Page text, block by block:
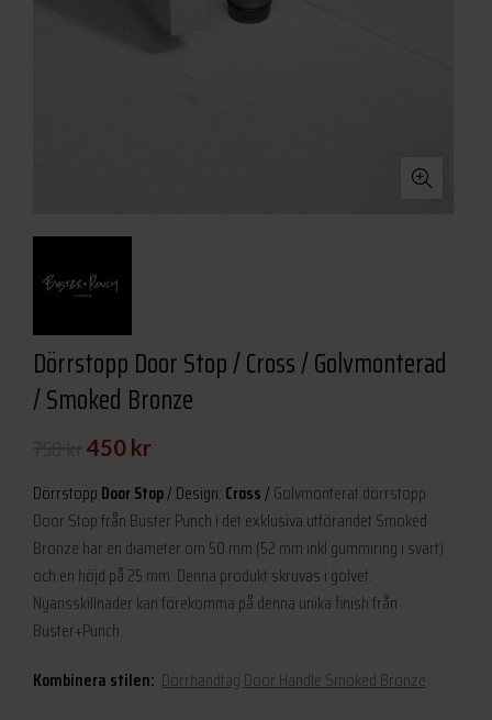
Dörrstopp Door Stop / Cross / Golvmonterad
/ Smoked Bronze
Det
ursprungliga
priset
var:
750 kr.
450 krDet
nuvarande
priset
är:
450 kr.
Dörrstopp Door Stop/ Design: Cross/ Golvmonterat dörrstopp
Door Stop från Buster Punch i det exklusiva utförandet Smoked
Bronze har en diameter om 50 mm (52 mm inkl gummiring i svart)
och en höjd på 25 mm. Denna produkt skruvas i golvet.
Nyansskillnader kan förekomma på denna unika finish från
Buster+Punch.
Kombinera stilen: Dörrhandtag Door Handle Smoked Bronze